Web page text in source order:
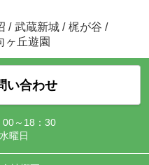
/ 武蔵新城 / 梶が谷 /
ヶ丘遊園
い合わせ
00～18：30
水曜日